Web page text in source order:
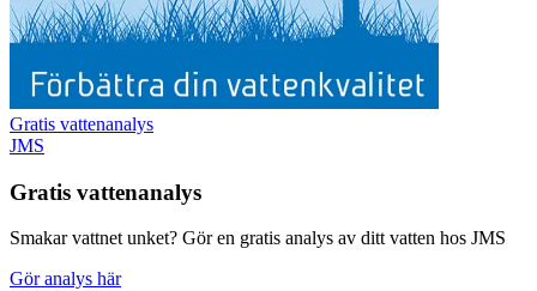
Gratis vattenanalys
JMS
Gratis vattenanalys
Smakar vattnet unket? Gör en gratis analys av ditt vatten hos JMS
Gör analys här